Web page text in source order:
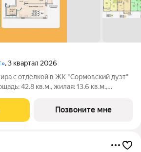
, 3 квартал 2026
с отделкой в ЖК "Сормовский дуэт"
42.8 кв.м., жилая: 13.6 кв.м.,
В квартире один балкон, один
Позвоните мне